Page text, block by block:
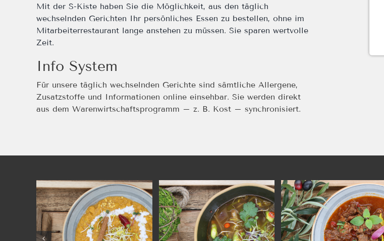
Mit der S-Kiste haben Sie die Möglichkeit, aus den täglich
wechselnden Gerichten Ihr persönliches Essen zu bestellen, ohne im
Mitarbeiterrestaurant lange anstehen zu müssen. Sie sparen wertvolle
Zeit.
Info System
Für unsere täglich wechselnden Gerichte sind sämtliche Allergene,
Zusatzstoffe und Informationen online einsehbar. Sie werden direkt
aus dem Warenwirtschaftsprogramm – z. B. Kost – synchronisiert.